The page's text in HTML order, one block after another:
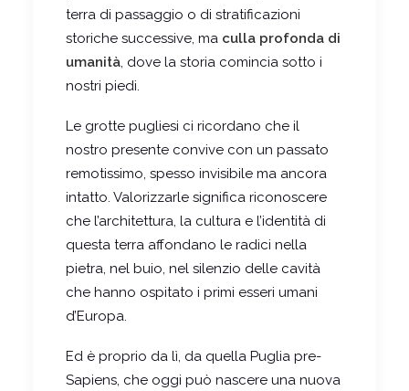
terra di passaggio o di stratificazioni
storiche successive, ma culla profonda di
umanità, dove la storia comincia sotto i
nostri piedi.
Le grotte pugliesi ci ricordano che il
nostro presente convive con un passato
remotissimo, spesso invisibile ma ancora
intatto. Valorizzarle significa riconoscere
che l’architettura, la cultura e l’identità di
questa terra affondano le radici nella
pietra, nel buio, nel silenzio delle cavità
che hanno ospitato i primi esseri umani
d’Europa.
Ed è proprio da lì, da quella Puglia pre-
Sapiens, che oggi può nascere una nuova